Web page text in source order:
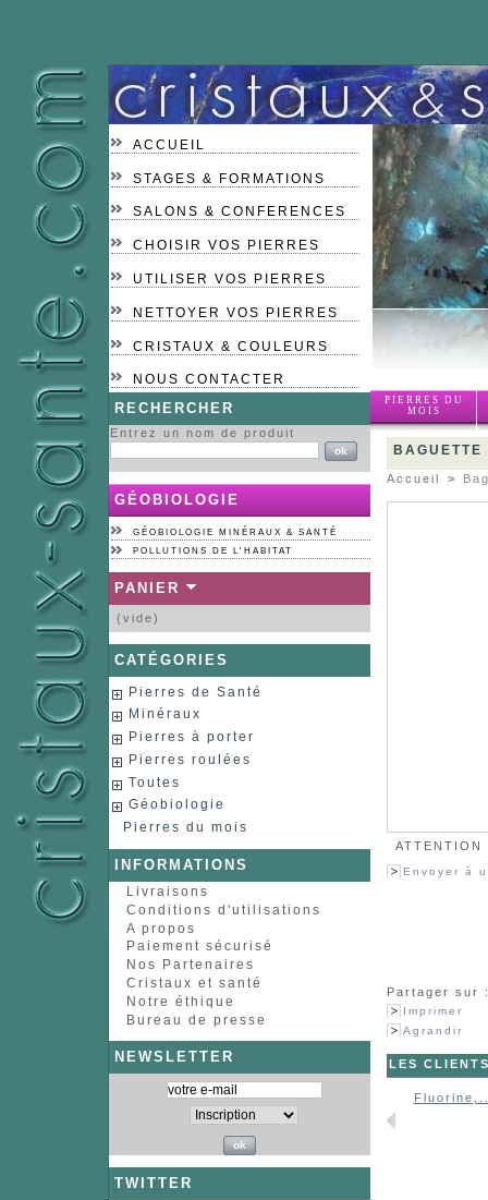
ACCUEIL
STAGES & FORMATIONS
SALONS & CONFERENCES
CHOISIR VOS PIERRES
UTILISER VOS PIERRES
NETTOYER VOS PIERRES
CRISTAUX & COULEURS
NOUS CONTACTER
PIERRES DU
MOIS
RECHERCHER
Entrez un nom de produit
GÉOBIOLOGIE
GÉOBIOLOGIE MINÉRAUX & SANTÉ
POLLUTIONS DE L'HABITAT
PANIER
(vide)
CATÉGORIES
Pierres de Santé
Minéraux
Pierres à porter
Pierres roulées
Toutes
Géobiologie
Pierres du mois
INFORMATIONS
Livraisons
Conditions d'utilisations
A propos
Paiement sécurisé
Nos Partenaires
Cristaux et santé
Notre éthique
Bureau de presse
NEWSLETTER
TWITTER
BAGUETTE
Accueil >
Envoyer à
Partager sur
Imprimer
Agrandir
LES